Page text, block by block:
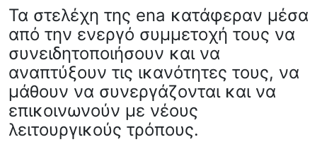
Τα στελέχη της ena κατάφεραν μέσα
από την ενεργό συμμετοχή τους να
συνειδητοποιήσουν και να
αναπτύξουν τις ικανότητες τους, να
μάθουν να συνεργάζονται και να
επικοινωνούν με νέους
λειτουργικούς τρόπους.